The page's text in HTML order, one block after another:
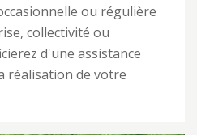
ou régulière
collectivité ou
d'une assistance
réalisation de votre